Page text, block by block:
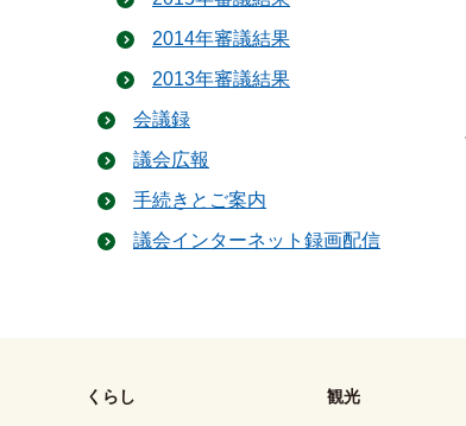
2014年審議結果
2013年審議結果
会議録
議会広報
手続きとご案内
議会インターネット録画配信
くらし 観光